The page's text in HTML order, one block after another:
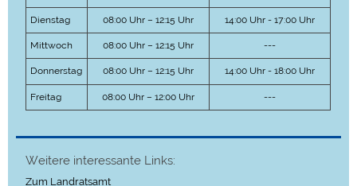
Dienstag 08:00 Uhr – 12:15 Uhr 14:00 Uhr - 17:00 Uhr
Mittwoch 08:00 Uhr – 12:15 Uhr ---
Donnerstag 08:00 Uhr – 12:15 Uhr 14:00 Uhr - 18:00 Uhr
Freitag 08:00 Uhr – 12:00 Uhr ---
Weitere interessante Links:
Zum Landratsamt